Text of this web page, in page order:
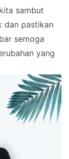
sambut
dan pastikan
semoga
yang